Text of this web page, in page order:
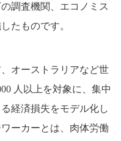
調査機関、エコノミス
たものです。
オーストラリアなど世
人以上を対象に、集中
経済損失をモデル化し
ーカーとは、肉体労働